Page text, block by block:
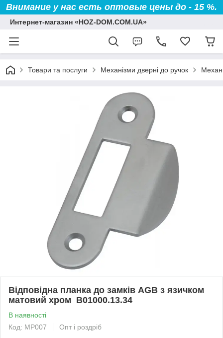
Внимание у нас есть оптовые цены до - 15 %.
Интернет-магазин «HOZ-DOM.COM.UA»
Товари та послуги Механізми дверні до ручок
Відповідна планка до замків AGB з язичком
матовий хром B01000.13.34
В наявності
Код: МР007
Опт і роздріб